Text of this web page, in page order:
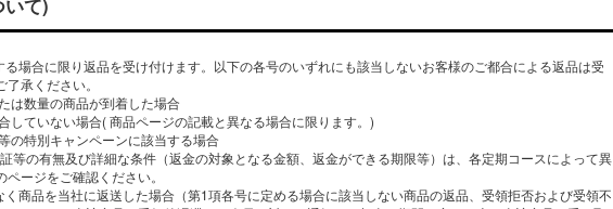
て)
場合に限り返品を受け付けます。以下の各号のいずれにも該当しないお客様のご都合による返品は受
承ください。
数量の商品が到着した場合
ていない場合( 商品ページの記載と異なる場合に限ります。)
特別キャンペーンに該当する場合
の有無及び詳細な条件（返金の対象となる金額、返金ができる期限等）は、各定期コースによって異
ージをご確認ください。
商品を当社に返送した場合（第1項各号に定める場合に該当しない商品の返品、受領拒否および受領不